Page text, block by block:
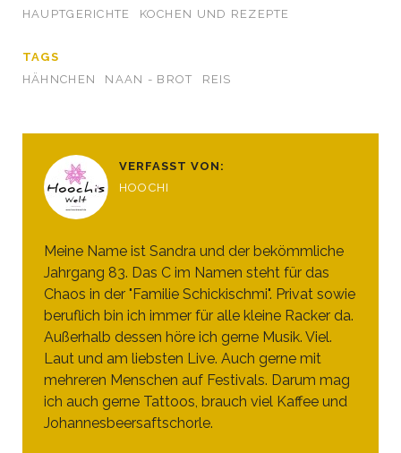
HAUPTGERICHTE
KOCHEN UND REZEPTE
TAGS
HÄHNCHEN
NAAN - BROT REIS
VERFASST VON:
HOOCHI
Meine Name ist Sandra und der bekömmliche
Jahrgang 83. Das C im Namen steht für das
Chaos in der "Familie Schickischmi". Privat sowie
beruflich bin ich immer für alle kleine Racker da.
Außerhalb dessen höre ich gerne Musik. Viel.
Laut und am liebsten Live. Auch gerne mit
mehreren Menschen auf Festivals. Darum mag
ich auch gerne Tattoos, brauch viel Kaffee und
Johannesbeersaftschorle.